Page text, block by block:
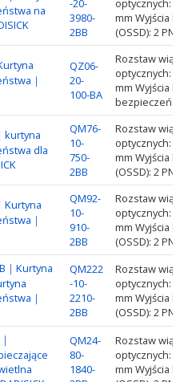
na
-20-
3980-
2BB
optycznych:
mm Wyjścia
(OSSD): 2 PNP
｜
QZ06-
20-
100-BA
Rozstaw
optycznych: 6
mm Wyjścia
kurtyna
dla
QM76-
10-
750-
2BB
Rozstaw
optycznych:
mm Wyjścia
(OSSD): 2 PNP
Kurtyna
｜
QM92-
10-
910-
2BB
Rozstaw
optycznych:
mm Wyjścia
(OSSD): 2 PNP
｜Kurtyna
｜
QM222
-10-
2210-
2BB
Rozstaw
optycznych:
mm Wyjścia
(OSSD): 2 PNP
QM24-
80-
1840-
Rozstaw
optycznych:
mm Wyjścia